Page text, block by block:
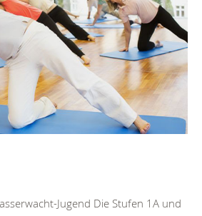
Jugend Die Stufen 1A und